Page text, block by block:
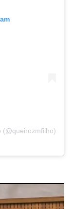
(@queirozmfilho)